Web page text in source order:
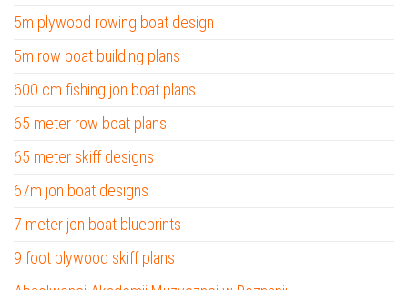
5m plywood rowing boat design
5m row boat building plans
600 cm fishing jon boat plans
65 meter row boat plans
65 meter skiff designs
67m jon boat designs
7 meter jon boat blueprints
9 foot plywood skiff plans